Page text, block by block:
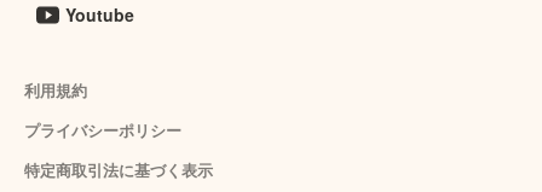
Youtube
利用規約
プライバシーポリシー
特定商取引法に基づく表示